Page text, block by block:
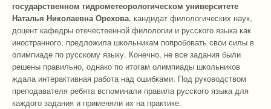
государственном гидрометеорологическом университете
Наталья Николаевна Орехова, кандидат филологических наук,
доцент кафедры отечественной филологии и русского языка как
иностранного, предложила школьникам попробовать свои силы в
олимпиаде по русскому языку. Конечно, не все задания были
решены правильно, однако по итогам олимпиады школьников
ждала интерактивная работа над ошибками. Под руководством
преподавателя ребята вспоминали правила русского языка для
каждого задания и применяли их на практике.